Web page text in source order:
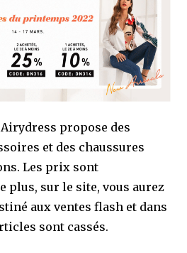
propose des
et des chaussures
Les prix sont
plus, sur le site, vous aurez
aux ventes flash et dans
sont cassés.